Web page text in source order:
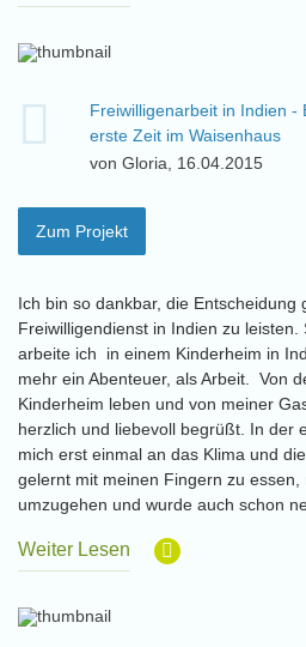
Freiwilligenarbeit in Indien -
erste Zeit im Waisenhaus
von Gloria, 16.04.2015
Zum Projekt
Ich bin so dankbar, die Entscheidung
Freiwilligendienst in Indien zu
arbeite ich in einem Kinderheim in
mehr ein Abenteuer, als Arbeit. Von
Kinderheim leben und von meiner
herzlich und liebevoll begrüßt. In der
mich erst einmal an das Klima und
gelernt mit meinen Fingern zu
umzugehen und wurde auch schon
Weiter Lesen